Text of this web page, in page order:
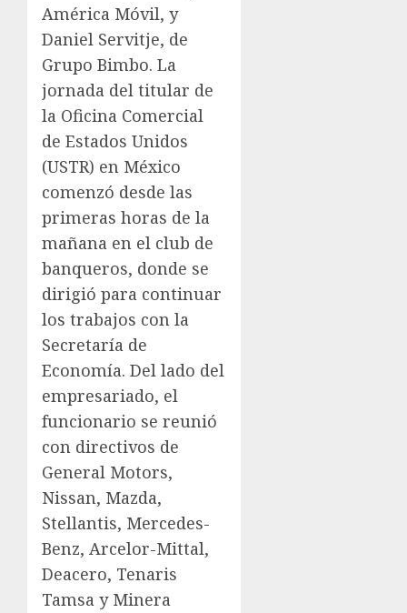
América Móvil, y
Daniel Servitje, de
Grupo Bimbo. La
jornada del titular de
la Oficina Comercial
de Estados Unidos
(USTR) en México
comenzó desde las
primeras horas de la
mañana en el club de
banqueros, donde se
dirigió para continuar
los trabajos con la
Secretaría de
Economía. Del lado del
empresariado, el
funcionario se reunió
con directivos de
General Motors,
Nissan, Mazda,
Stellantis, Mercedes-
Benz, Arcelor-Mittal,
Deacero, Tenaris
Tamsa y Minera